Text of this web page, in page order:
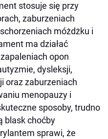
stosuje się przy
zaburzeniach
móżdżku i
ma działać
opon
dysleksji,
oraz zaburzeniach
menopauzy i
sposoby, trudno
blask choćby
sprawi, że